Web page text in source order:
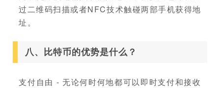
过二维码扫描或者NFC技术触碰两部手机获得地
址。
八、比特币的优势是什么？
支付自由 - 无论何时何地都可以即时支付和接收